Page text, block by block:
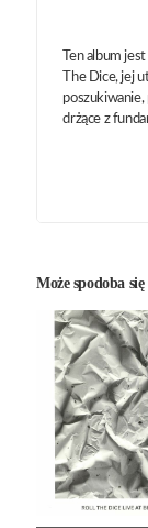
Ten album
The Dice, jej
drżące z
Może spodoba